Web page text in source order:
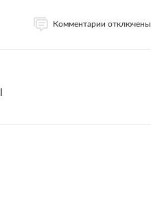
Комментарии отключены